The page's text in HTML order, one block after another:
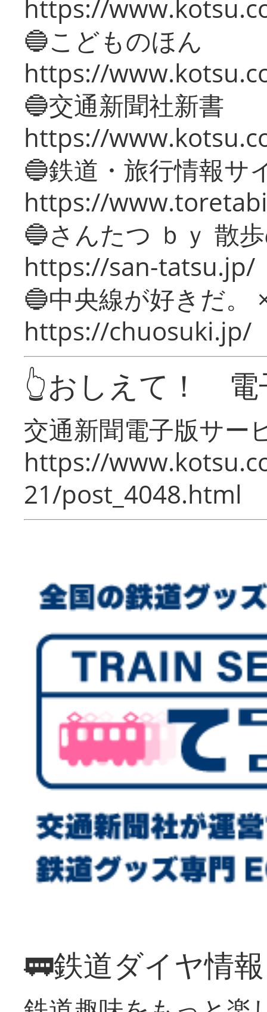
https://
🔵こどものほん
https://
🔵交通新聞社新書
https://
🔵鉄道・旅行情報サ
https://
🔵さんたつ ｂｙ 散
https://san-tatsu.jp/
🔵中央線が好きだ。
https://chuosuki.jp/
👆おしえて！ 電
交通新聞電子版サー
https://
21/post_4048.html
🚃鉄道ダイヤ情